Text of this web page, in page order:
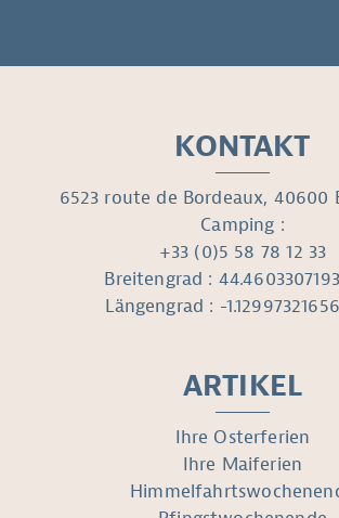
KONTAKT
6523 route de Bordeaux, 40600
Camping :
+33 (0)5 58 78 12 33
Breitengrad :
Längengrad : -
ARTIKEL
Ihre Osterferien
Ihre Maiferien